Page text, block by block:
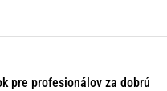
pre profesionálov za dobrú